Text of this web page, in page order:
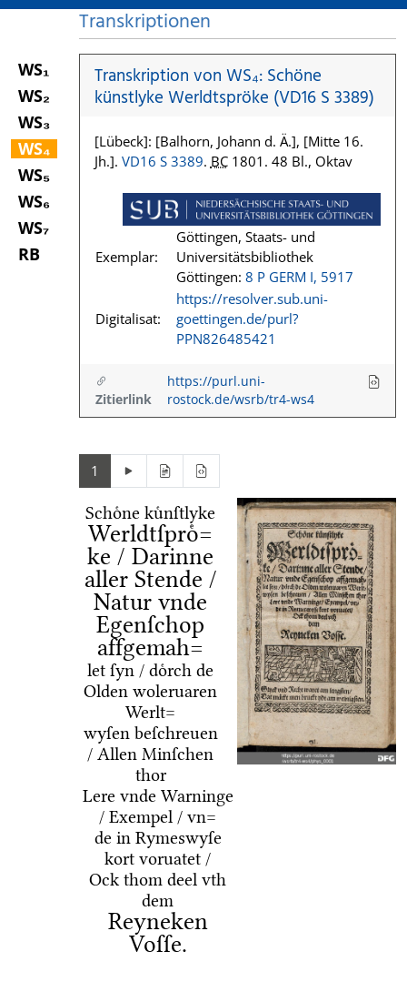
WS₁
WS₂
WS₃
WS₄
WS₅
WS₆
WS₇
RB
Transkriptionen
Transkription von WS₄: Schöne
künstlyke Werldtspröke (VD16 S 3389)
[Lübeck]: [Balhorn, Johann d. Ä.], [Mitte 16.
Jh.]. VD16 S 3389. BC1801. 48 Bl., Oktav
Exemplar:
Göttingen, Staats- und
Universitätsbibliothek
Göttingen: 8 P GERM I, 5917
Digitalisat:
https://resolver.sub.uni-
goettingen.de/purl?
PPN826485421
Zitierlink
https://purl.uni-
rostock.de/wsrb/tr4-ws4
1
Schoͤne kuͤnſtlyke
Werldtſproͤ=
ke / Darinne
aller Stende /
Natur vnde
Egenſchop
affgemah=
let ſyn / doͤrch de
Olden woleruaren
Werlt=
wyſen beſchreuen
/ Allen Minſchen
thor
Lere vnde Warninge
/ Exempel / vn=
de in Rymeswyſe
kort voruatet /
Ock thom deel vth
dem
Reyneken
Voſſe.